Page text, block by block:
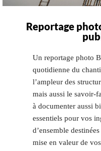
Reportage
Un reportage photo
quotidienne du
l’ampleur des
mais aussi le savoir-
à documenter aussi
essentiels pour vos
d’ensemble
mise en valeur de